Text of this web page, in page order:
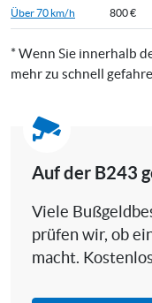
Über 70 km/h 800 €
* Wenn Sie innerhalb
mehr zu schnell
Auf der B243
Viele
prüfen wir, ob
macht.